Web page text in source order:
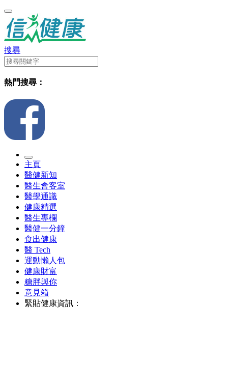
搜尋
熱門搜尋：
主頁
醫健新知
醫生會客室
醫學通識
健康精選
醫生專欄
醫健一分鐘
食出健康
醫 Tech
運動懶人包
健康財富
糖胖與你
意見箱
緊貼健康資訊：